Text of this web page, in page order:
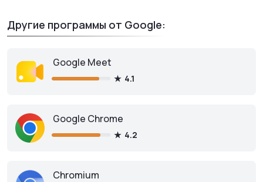
Другие программы от Google:
Google Meet
4.1
Google Chrome
4.2
Chromium
Google Earthдля ПК